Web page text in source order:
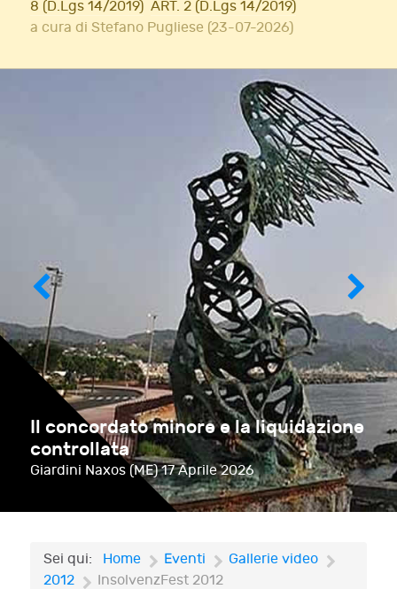
8 (D.Lgs 14/2019) ART. 2 (D.Lgs 14/2019)
a cura di Stefano Pugliese (23-07-2026)
Il concordato minore e la liquidazione
controllata
Giardini Naxos (ME) 17 Aprile 2026
Sei qui: Home Eventi
Gallerie video
2012
InsolvenzFest 2012